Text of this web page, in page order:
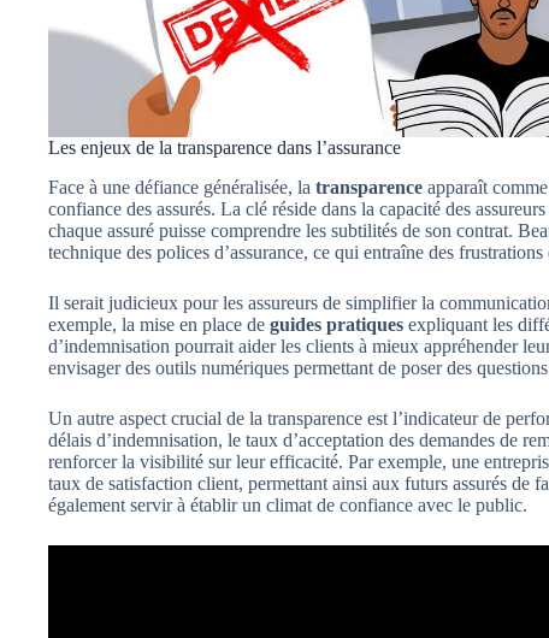
Les enjeux de la transparence dans l’assurance
Face à une défiance généralisée, la transparence apparaît
confiance des assurés. La clé réside dans la capacité des
chaque assuré puisse comprendre les subtilités de son contrat.
technique des polices d’assurance, ce qui entraîne des
Il serait judicieux pour les assureurs de simplifier la
exemple, la mise en place de guides pratiques expliquant les
d’indemnisation pourrait aider les clients à mieux appréhender
envisager des outils numériques permettant de poser des
Un autre aspect crucial de la transparence est l’indicateur de
délais d’indemnisation, le taux d’acceptation des demandes de
renforcer la visibilité sur leur efficacité. Par exemple, une
taux de satisfaction client, permettant ainsi aux futurs assurés de
également servir à établir un climat de confiance avec le public.